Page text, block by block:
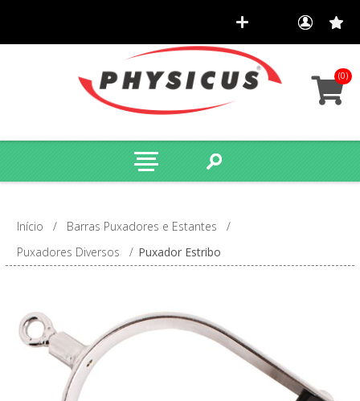
(0)
Início / Barras Puxadores e Estantes
/
Puxadores Diversos
/ Puxador Estribo